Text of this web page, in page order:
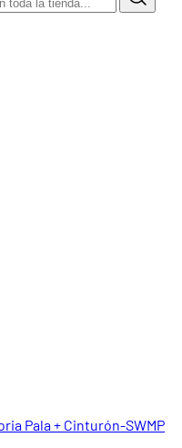
Pala + Cinturón-SWMP